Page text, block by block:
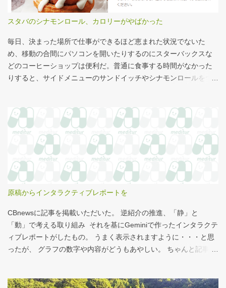
なのか？？
スタバのシナモンロール、カロリーがやばかった
毎日、決まった場所で仕事ができるほど恵まれた状況でないた
め、移動の合間にパソコンを開いたりするのにスターバックスな
どのコーヒーショップは便利だ。普通に食事する時間がなかった
りすると、サイドメニューのサンドイッチやシナモンロールをつ
気になっていた。お腹の肉がだいぶたるんできたのは、こいつの
せいもあるのではないかと。 シナモンロール 556kcal 出所：
http://www.starbucks.co.jp/allergy/pdf/allergen-food.pdf 調べてビ
ビった。これはまずい。下手な食事以上のカロリーだ。 この
556kcalがどのくらいヤバイのか、スターバックス以上に良く行く
マクドナルドで考えてみる。（ちなみにマクドナルドは食事目的
とカロリーがほぼ同じもの（530kcal～580kcal）を次のマクドナ
ルド商品から２つ選んでください ハンバーガー ビッグマック ダブ
ルクォーターパウンダー・チーズ フィレオフィッシュ てりやきマ
ックバーガー マックフライポテト（S) マックフライポテト（M)
マックフライポテト（L) 正解は続きで。
原稿からインタラクティブレポートを
CBnewsに記事を掲載いただいた。 逆紹介の推進、「静」と
「動」で考える取り組み それを基にGeminiで作ったインタラクテ
ィブレポートがしたもの。 うまく表示されますように・・・と思
ったが、 グラフの数字や内容がどうもあやしい。 ちゃんと記事を
みの比較 患者の視点 解決策 なぜ「逆紹介」が重要なのか？ 医師